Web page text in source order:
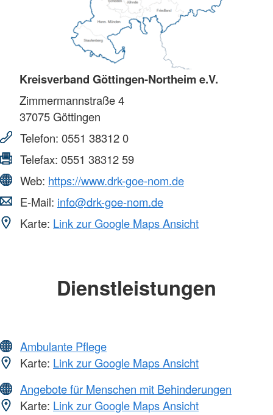
Kreisverband Göttingen-Northeim e.V.
Zimmermannstraße 4
37075Göttingen
Telefon: 0551 38312 0
Telefax: 0551 38312 59
Web: https://www.drk-goe-nom.de
E-Mail: info@drk-goe-nom.de
Karte: Link zur Google Maps Ansicht
Dienstleistungen
Ambulante Pflege
Karte: Link zur Google Maps Ansicht
Angebote für Menschen mit Behinderungen
Karte: Link zur Google Maps Ansicht